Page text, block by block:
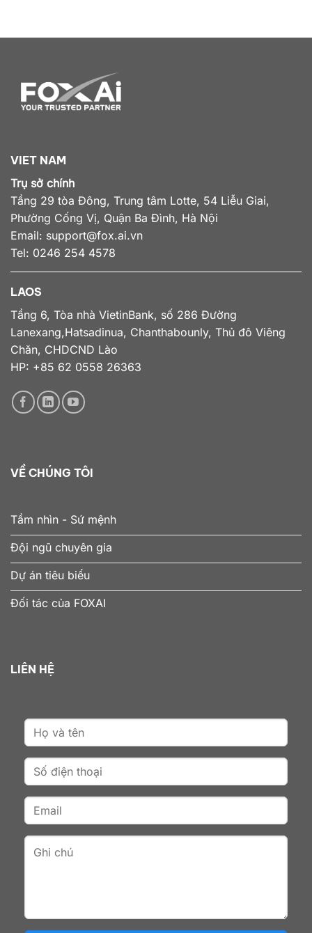
VIET NAM
Trụ sở chính
Tầng 29 tòa Đông, Trung tâm Lotte, 54 Liễu Giai,
Phường Cống Vị, Quận Ba Đình, Hà Nội
Email: support@fox.ai.vn
Tel: 0246 254 4578
LAOS
Tầng 6, Tòa nhà VietinBank, số 286 Đường
Lanexang,Hatsadinua, Chanthabounly, Thủ đô Viêng
Chăn, CHDCND Lào
HP: +85 62 0558 26363
VỀ CHÚNG TÔI
Tầm nhìn - Sứ mệnh
Đội ngũ chuyên gia
Dự án tiêu biểu
Đối tác của FOXAI
LIÊN HỆ